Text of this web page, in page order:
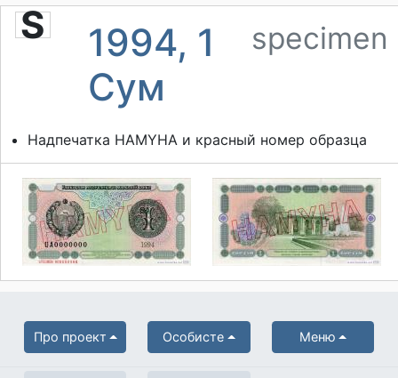
S
1994, 1
Сум
specimen
Надпечатка HAMYHA и красный номер образца
Про проект Особисте Меню